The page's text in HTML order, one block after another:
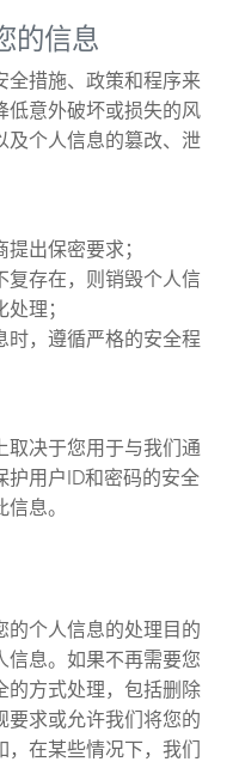
的信息
全措施、政策和程序来
低意外破坏或损失的风
及个人信息的篡改、泄
出保密要求；
复存在，则销毁个人信
理；
时，遵循严格的安全程
取决于您用于与我们通
护用户ID和密码的安全
息。
的个人信息的处理目的
信息。如果不再需要您
的方式处理，包括删除
要求或允许我们将您的
，在某些情况下，我们